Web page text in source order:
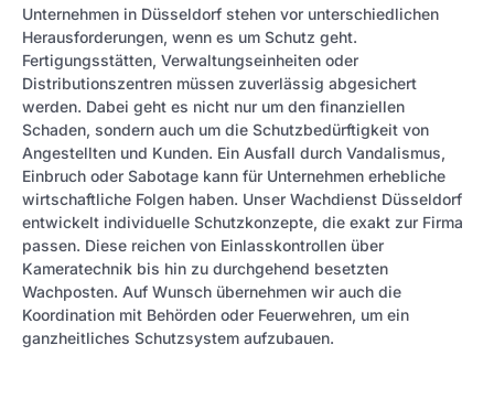
Unternehmen in Düsseldorf stehen vor unterschiedlichen
Herausforderungen, wenn es um Schutz geht.
Fertigungsstätten, Verwaltungseinheiten oder
Distributionszentren müssen zuverlässig abgesichert
werden. Dabei geht es nicht nur um den finanziellen
Schaden, sondern auch um die Schutzbedürftigkeit von
Angestellten und Kunden. Ein Ausfall durch Vandalismus,
Einbruch oder Sabotage kann für Unternehmen erhebliche
wirtschaftliche Folgen haben. Unser Wachdienst Düsseldorf
entwickelt individuelle Schutzkonzepte, die exakt zur Firma
passen. Diese reichen von Einlasskontrollen über
Kameratechnik bis hin zu durchgehend besetzten
Wachposten. Auf Wunsch übernehmen wir auch die
Koordination mit Behörden oder Feuerwehren, um ein
ganzheitliches Schutzsystem aufzubauen.